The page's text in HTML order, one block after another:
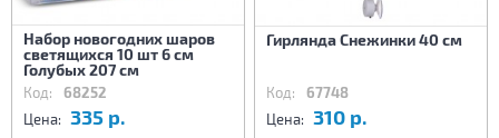
Набор новогодних шаров
светящихся 10 шт 6 см
Голубых 207 см
Код: 68252
Цена: 335 р.
Гирлянда Снежинки 40 см
Код: 67748
Цена: 310 р.